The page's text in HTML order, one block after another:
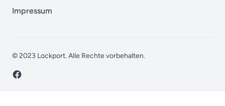
Impressum
© 2023 Lockport. Alle Rechte vorbehalten.